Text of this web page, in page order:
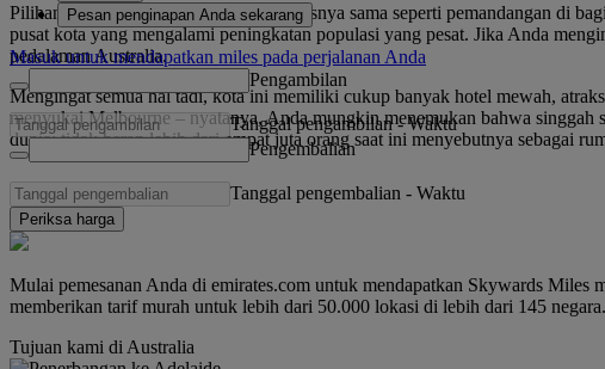
Pilihan hotel di Melbourne itu tiada batasnya sama seperti pemandangan di
pusat kota yang mengalami peningkatan populasi yang pesat. Jika Anda
pedalaman Australia.
Mengingat semua hal tadi, kota ini memiliki cukup banyak hotel mewah,
menyukai Melbourne – nyatanya, Anda mungkin menemukan bahwa
dunia; tidak heran lebih dari empat juta orang saat ini menyebutnya sebagai
Pesan penginapan Anda sekarang
Masuk untuk mendapatkan miles pada perjalanan Anda
Pengambilan
Tanggal pengambilan - Waktu
Pengembalian
Tanggal pengembalian - Waktu
Periksa harga
Mulai pemesanan Anda di emirates.com untuk mendapatkan Skywards
memberikan tarif murah untuk lebih dari 50.000 lokasi di lebih dari 145 negara.
Tujuan kami di Australia